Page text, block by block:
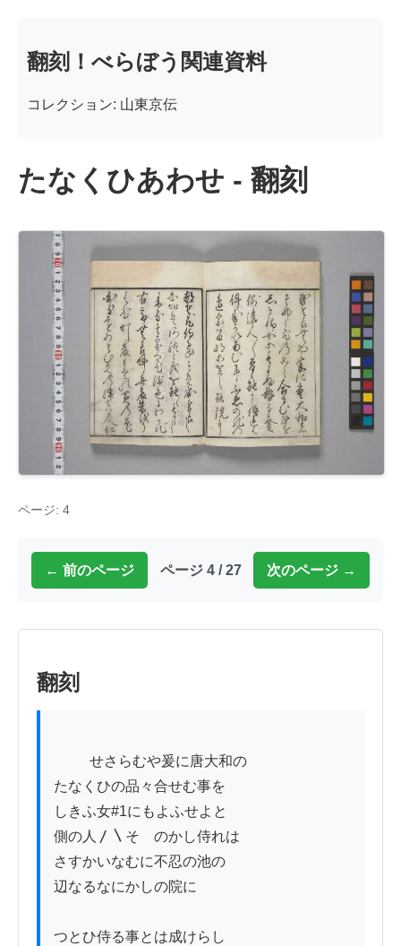
翻刻！べらぼう関連資料
コレクション: 山東京伝
たなくひあわせ - 翻刻
ページ: 4
← 前のページ ページ 4 / 27 次のページ →
翻刻
たなくひの品々合せむ事を
しきふ女#1にもよふせよと
側の人〳〵そゝのかし侍れは
さすかいなむに不忍の池の
辺なるなにかしの院に
つとひ侍る事とは成けらし